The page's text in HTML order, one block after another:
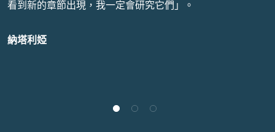
看到新的章節出現，我一定會研究它們」。
納塔利婭